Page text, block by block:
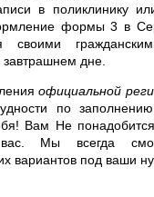
в поликлинику
формы 3 в
своими
дне.
официальной
по
Вам Не понадобится
вас. Мы всегда
вариантов под ваши